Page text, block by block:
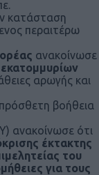
κατάσταση
περαιτέρω
ανακοίνωσε
εκατομμυρίων
αρωγής και
βοήθεια
ανακοίνωσε ότι
έκτακτης
του
για τους